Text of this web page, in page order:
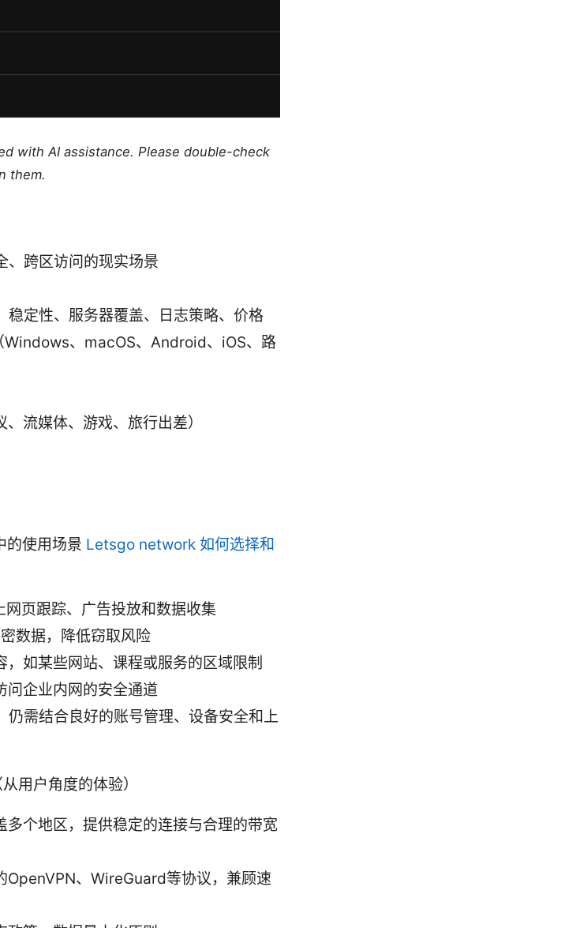
with AI assistance. Please double-check
them.
、跨区访问的现实场景
稳定性、服务器覆盖、日志策略、价格
、macOS、Android、iOS、路
流媒体、游戏、旅行出差）
的使用场景 Letsgo network 如何选择和
页跟踪、广告投放和数据收集
数据，降低窃取风险
如某些网站、课程或服务的区域限制
问企业内网的安全通道
仍需结合良好的账号管理、设备安全和上
用户角度的体验）
多个地区，提供稳定的连接与合理的带宽
OpenVPN、WireGuard等协议，兼顾速